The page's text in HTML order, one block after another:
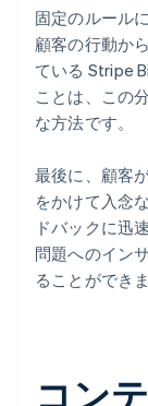
固定のルール
顧客の行動か
ている Stripe
ことは、この
な方法です。
最後に、顧客
をかけて入念
ドバックに迅
問題へのイン
ることができま
コン